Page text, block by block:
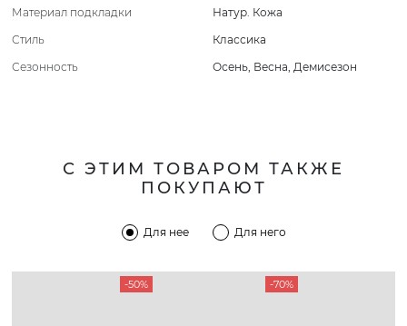
Материал подкладки
Натур. Кожа
Стиль
Классика
Сезонность
Осень, Весна, Демисезон
С ЭТИМ ТОВАРОМ ТАКЖЕ
ПОКУПАЮТ
Для нее Для него
-50% -70%